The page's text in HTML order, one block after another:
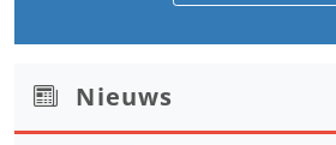
Nieuws